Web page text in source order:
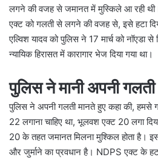
लगने की वजह से जमानत में मुस्किले आ रही
एक्ट को गलती से लगने की वजह से, इसे हटा
एल्विश यादव को पुलिस ने 17 मार्च को नॉएडा
न्यायिक हिरासत में कारागार भेज दिया गया था।
पुलिस ने मानी अपनी गलती
पुलिस ने अपनी गलती मानते हुए कहा की,
22 लगाना चाहिए था, भूलवश एक्ट 20 लगा
20 के तहत जमानत मिलना मुश्किल होता है।
और जुर्माने का प्रवधान है। NDPS एक्ट के